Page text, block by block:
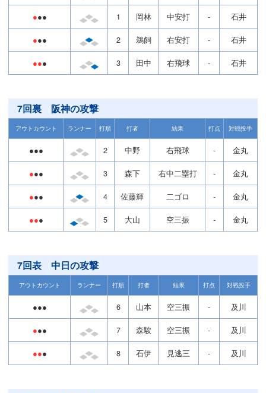
●●● 1 岡林 中安打 - 石井
●●● 2 鵜飼 右安打 - 石井
●●● 3 田中 右飛球 - 石井
7回裏 阪神の攻撃
アウトカウント ランナー 打順 打者 結果 打点 対戦投手
●●● 2 中野 右飛球 - 金丸
●●● 3 森下 右中二塁打 - 金丸
●●● 4 佐藤輝 二ゴロ - 金丸
●●● 5 大山 空三振 - 金丸
7回表 中日の攻撃
アウトカウント ランナー 打順 打者 結果 打点 対戦投手
●●● 6 山本 空三振 - 及川
●●● 7 森駿 空三振 - 及川
●●● 8 石伊 見逃三 - 及川